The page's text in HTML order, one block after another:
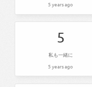
5 years ago
5
私も一緒に
5 years ago